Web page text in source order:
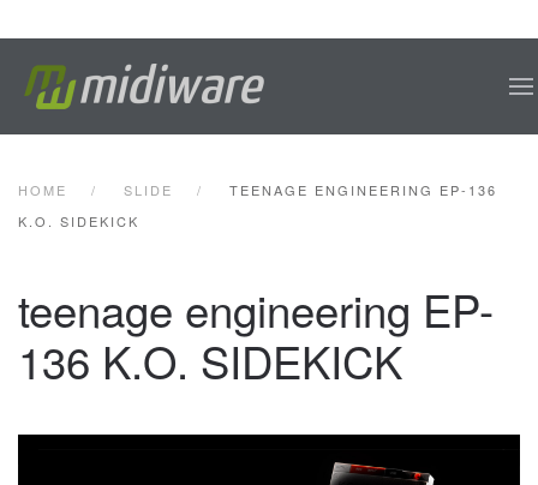
HOME SLIDE
TEENAGE ENGINEERING EP-136
K.O. SIDEKICK
teenage engineering EP-
136 K.O. SIDEKICK